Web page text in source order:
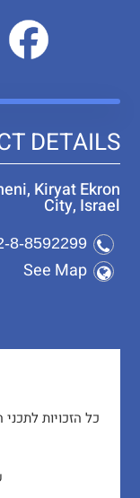
DETAILS
Kiryat Ekron
City, Israel
8-8592299
See Map
כל הזכויות